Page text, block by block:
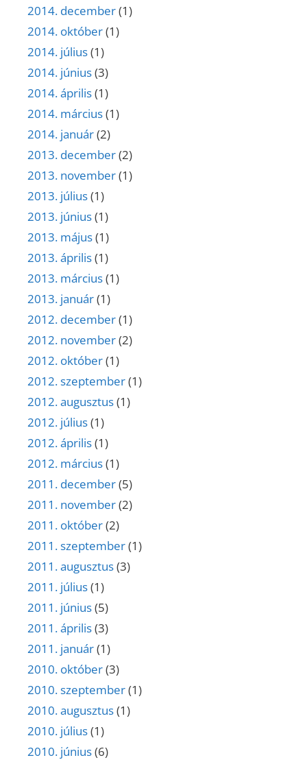
2014. december(1)
2014. október(1)
2014. július(1)
2014. június(3)
2014. április(1)
2014. március(1)
2014. január(2)
2013. december(2)
2013. november(1)
2013. július(1)
2013. június(1)
2013. május(1)
2013. április(1)
2013. március(1)
2013. január(1)
2012. december(1)
2012. november(2)
2012. október(1)
2012. szeptember(1)
2012. augusztus(1)
2012. július(1)
2012. április(1)
2012. március(1)
2011. december(5)
2011. november(2)
2011. október(2)
2011. szeptember(1)
2011. augusztus(3)
2011. július(1)
2011. június(5)
2011. április(3)
2011. január(1)
2010. október(3)
2010. szeptember(1)
2010. augusztus(1)
2010. július(1)
2010. június(6)